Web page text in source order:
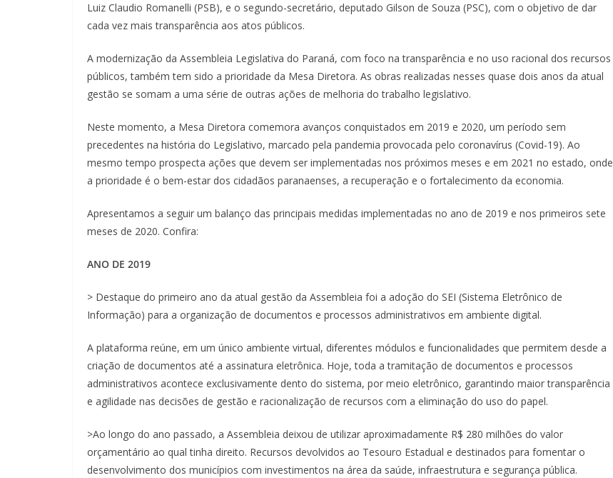
Luiz Claudio Romanelli (PSB), e o segundo-secretário, deputado Gilson de Souza (PSC), com o objetivo de dar
cada vez mais transparência aos atos públicos.
A modernização da Assembleia Legislativa do Paraná, com foco na transparência e no uso racional dos recursos
públicos, também tem sido a prioridade da Mesa Diretora. As obras realizadas nesses quase dois anos da atual
gestão se somam a uma série de outras ações de melhoria do trabalho legislativo.
Neste momento, a Mesa Diretora comemora avanços conquistados em 2019 e 2020, um período sem
precedentes na história do Legislativo, marcado pela pandemia provocada pelo coronavírus (Covid-19). Ao
mesmo tempo prospecta ações que devem ser implementadas nos próximos meses e em 2021 no estado, onde
a prioridade é o bem-estar dos cidadãos paranaenses, a recuperação e o fortalecimento da economia.
Apresentamos a seguir um balanço das principais medidas implementadas no ano de 2019 e nos primeiros sete
meses de 2020. Confira:
ANO DE 2019
> Destaque do primeiro ano da atual gestão da Assembleia foi a adoção do SEI (Sistema Eletrônico de
Informação) para a organização de documentos e processos administrativos em ambiente digital.
A plataforma reúne, em um único ambiente virtual, diferentes módulos e funcionalidades que permitem desde a
criação de documentos até a assinatura eletrônica. Hoje, toda a tramitação de documentos e processos
administrativos acontece exclusivamente dento do sistema, por meio eletrônico, garantindo maior transparência
e agilidade nas decisões de gestão e racionalização de recursos com a eliminação do uso do papel.
>Ao longo do ano passado, a Assembleia deixou de utilizar aproximadamente R$ 280 milhões do valor
orçamentário ao qual tinha direito. Recursos devolvidos ao Tesouro Estadual e destinados para fomentar o
desenvolvimento dos municípios com investimentos na área da saúde, infraestrutura e segurança pública.